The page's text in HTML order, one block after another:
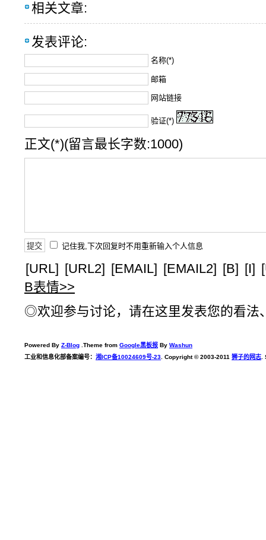
相关文章:
发表评论:
名称(*)
邮箱
网站链接
验证(*)
正文(*)(留言最长字数:1000)
记住我,下次回复时不用重新输入个人信息
[URL] [URL2] [EMAIL] [EMAIL2] [B] [I]
B表情>>
◎欢迎参与讨论，请在这里发表您的看法
Powered By Z-Blog .Theme from Google黑板报 By Washun
工业和信息化部备案编号： 湘ICP备10024609号-23 . Copyright © 2003-2011 狮子的网志